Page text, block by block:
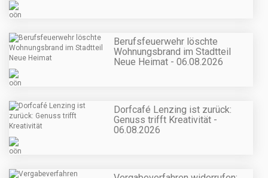
Berufsfeuerwehr löschte
Wohnungsbrand im Stadtteil
Neue Heimat - 06.08.2026
Dorfcafé Lenzing ist zurück:
Genuss trifft Kreativität -
06.08.2026